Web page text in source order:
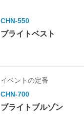
CHN-550
ブライトベスト
イベントの定番
CHN-700
ブライトブルゾン